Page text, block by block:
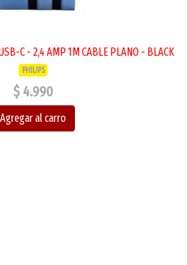
C - 2,4 AMP 1M CABLE PLANO - BLACK
PHILIPS
$ 4.990
Agregar al carro